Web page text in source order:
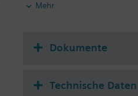
geschlossene Kreisläufe
Zulässige Medien: Wasser
Mehr
Dokumente
Technische Daten